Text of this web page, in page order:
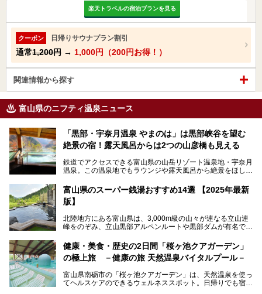
楽天トラベルの宿泊プランを見る
クーポン 日帰りサウナプラン割引
通常1,200円 → 1,000円（200円お得！）
関連情報から探す
富山県のニフティ温泉ニュース
「黒部・宇奈月温泉 やまのは」は黒部峡谷を望む
絶景の宿！露天風呂からは2つの山彦橋も見える
鉄道でアクセスできる富山県の山岳リゾート温泉地・宇奈月
温泉。この温泉地でもラウンジや露天風呂から絶景をほしい
の「黒部・宇奈月温泉 やまのは」。
自慢の眺望、温泉、居心地の良い客室、ビュッフェ式の食事
ます。日常から少し離れて、山懐で自然に癒されたいと思う
方にぴったりの温泉です。冬なら雪景色も絵になりますよ。
───
提供元：オリックス・ホテルマネジメント株式会社【PR】
この記事は黒部・宇奈月温泉 やまのはのPR記事です。
富山県のスーパー銭湯おすすめ14選 【2025年最新
版】
北陸地方にある富山県は、3,000m級の山々が連なる立山連
峰をのぞみ、立山黒部アルペンルートや黒部ダムが有名で
の（新鮮な）海の幸も見逃せません！
北陸新幹線が開業し、実は東京からも2時間ほどでアクセス
のいい天然温泉が豊富で、すぐにでも出かけたくなる施設が
満載ですよ。
健康・美食・歴史の2日間「桜ヶ池クアガーデン」
の極上旅 －健康の旅 天然温泉バイタルプール－
富山県南砺市の「桜ヶ池クアガーデン」は、天然温泉を使っ
てヘルスケアのできるウェルネススポット。日帰りでも宿泊